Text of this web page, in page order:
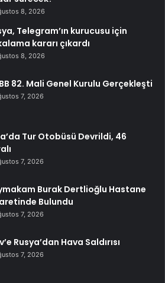
8, 2026
Telegram’ın kurucusu için
kararı çıkardı
8, 2026
82. Mali Genel Kurulu Gerçekleşti
7, 2026
Tur Otobüsü Devrildi, 46
7, 2026
Burak Dertlioğlu Hastane
Bulundu
7, 2026
Rusya’dan Hava Saldırısı
7, 2026